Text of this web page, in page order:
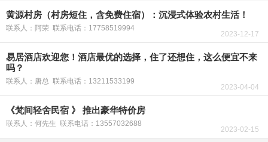
黄源村房（村房短住，含免费住宿）：沉浸式体验农村生活！
联系人：阿荣 联系电话：17758519994
2023-12-17
易居酒店欢迎您！酒店最优的选择，住了还想住，这么便宜不来
吗？
联系人：唐总 联系电话：13211533199
2023-04-04
《梵间轻舍民宿 》 推出豪华特价房
联系人：何先生 联系电话：13557032688
2023-02-15